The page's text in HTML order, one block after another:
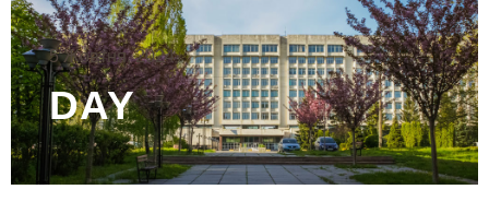
5 Жовтня, 2024
DAY